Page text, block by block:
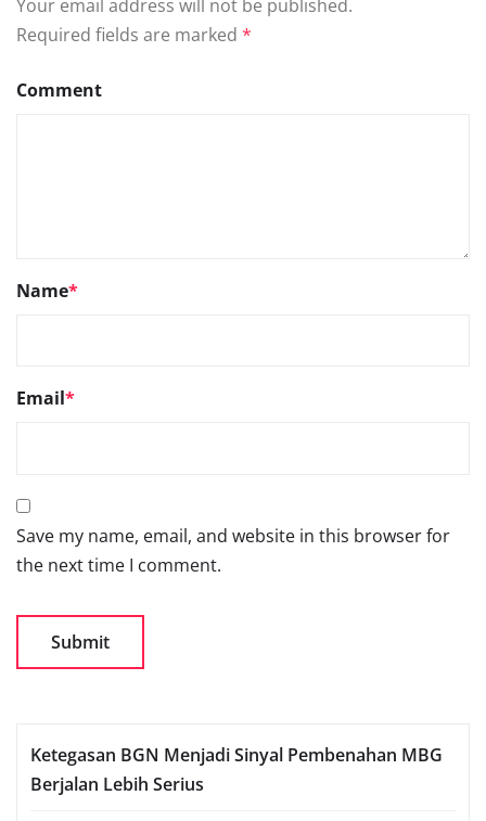
Your email address will not be published.
Required fields are marked *
Comment
Name*
Email*
Save my name, email, and website in this browser for
the next time I comment.
Ketegasan BGN Menjadi Sinyal Pembenahan MBG
Berjalan Lebih Serius